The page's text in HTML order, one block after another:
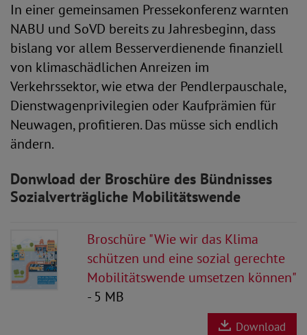
In einer gemeinsamen Pressekonferenz warnten
NABU und SoVD bereits zu Jahresbeginn, dass
bislang vor allem Besserverdienende finanziell
von klimaschädlichen Anreizen im
Verkehrssektor, wie etwa der Pendlerpauschale,
Dienstwagenprivilegien oder Kaufprämien für
Neuwagen, profitieren. Das müsse sich endlich
ändern.
Donwload der Broschüre des Bündnisses
Sozialverträgliche Mobilitätswende
Broschüre "Wie wir das Klima
schützen und eine sozial gerechte
Mobilitätswende umsetzen können"
- 5 MB
Download